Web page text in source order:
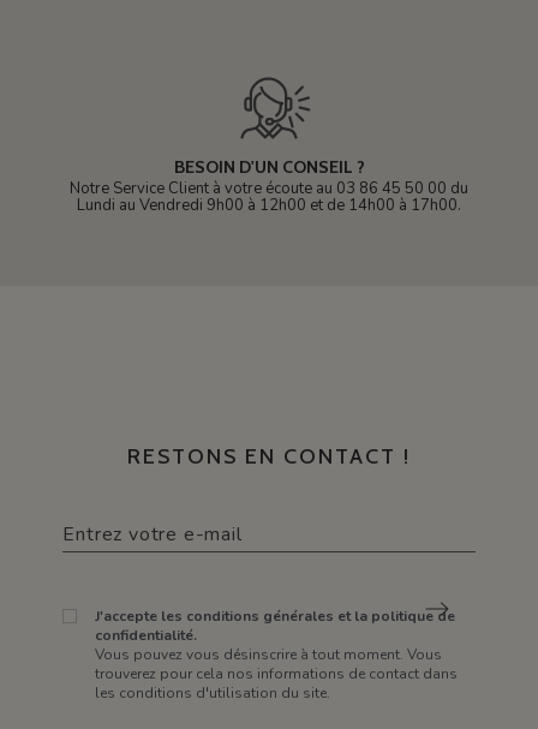
BESOIN D'UN CONSEIL ?
Notre Service Client à votre écoute au 03 86 45 50 00 du
Lundi au Vendredi 9h00 à 12h00 et de 14h00 à 17h00.
RESTONS EN CONTACT !
J'accepte les conditions générales et la politique de
confidentialité.
Vous pouvez vous désinscrire à tout moment. Vous
trouverez pour cela nos informations de contact dans
les conditions d'utilisation du site.